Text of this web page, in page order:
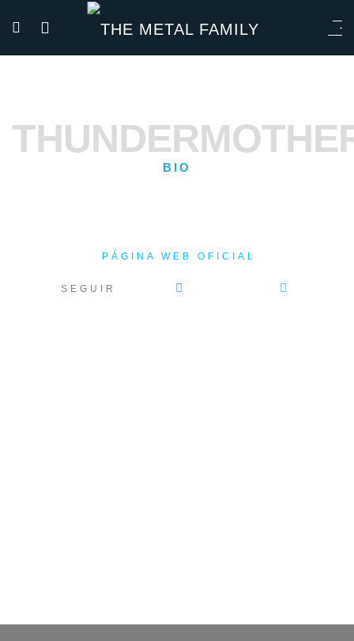
BIO
PÁGINA WEB OFICIAL
SEGUIR